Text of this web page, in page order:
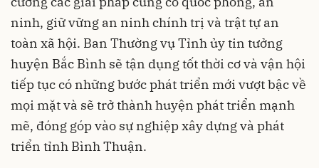
ninh, giữ vững an ninh chính trị và trật tự an
toàn xã hội. Ban Thường vụ Tỉnh ủy tin tưởng
huyện Bắc Bình sẽ tận dụng tốt thời cơ và vận hội
tiếp tục có những bước phát triển mới vượt bậc về
mọi mặt và sẽ trở thành huyện phát triển mạnh
mẽ, đóng góp vào sự nghiệp xây dựng và phát
triển tỉnh Bình Thuận.